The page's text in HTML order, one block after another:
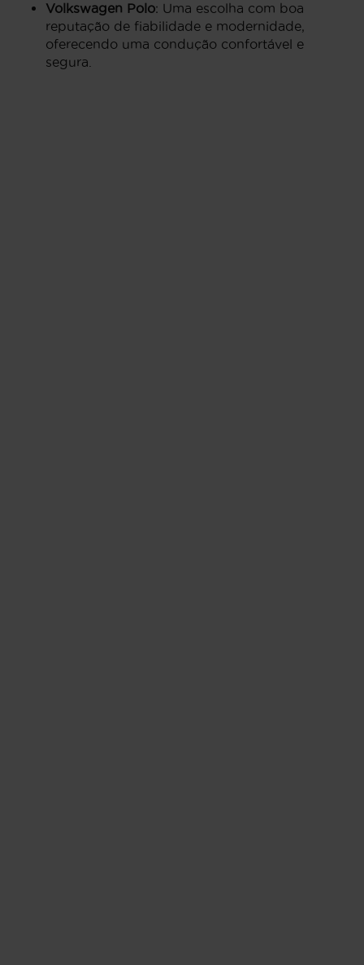
Volkswagen Polo: Uma escolha com boa
reputação de fiabilidade e modernidade,
oferecendo uma condução confortável e
segura.